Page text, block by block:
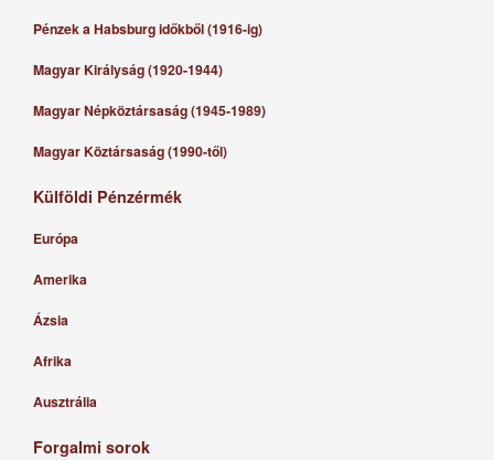
Pénzek a Habsburg időkből (1916-ig)
Magyar Királyság (1920-1944)
Magyar Népköztársaság (1945-1989)
Magyar Köztársaság (1990-től)
Külföldi Pénzérmék
Európa
Amerika
Ázsia
Afrika
Ausztrália
Forgalmi sorok